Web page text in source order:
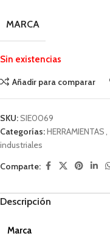
MARCA
Sin existencias
Añadir para comparar
SKU:SIE0069
Categorías:HERRAMIENTAS,
industriales
Comparte:
Descripción
Marca